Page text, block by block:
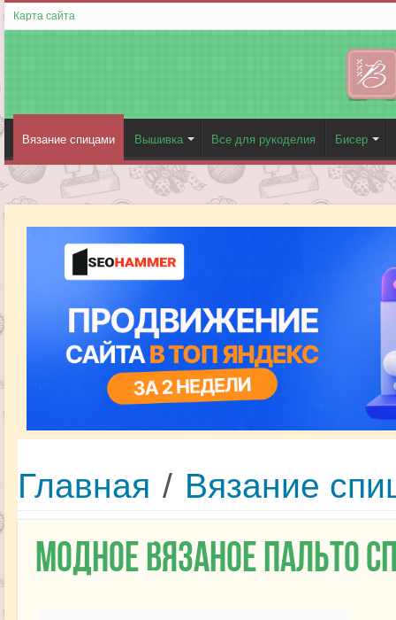
Карта сайта
Вязание спицами Вышивка Все для рукоделия Бисер
Главная / Вязание
Модное вязаное пальто